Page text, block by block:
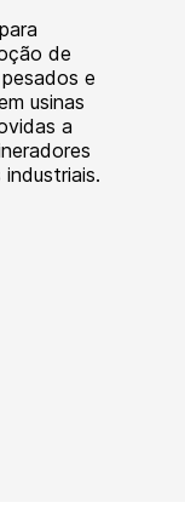
de
e
usinas
a